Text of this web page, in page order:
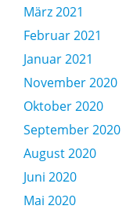
März 2021
Februar 2021
Januar 2021
November 2020
Oktober 2020
September 2020
August 2020
Juni 2020
Mai 2020